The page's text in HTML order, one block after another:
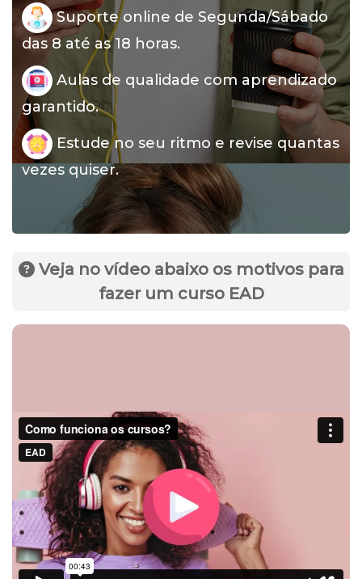
Suporte online de Segunda/Sábado
das 8 até as 18 horas.
Aulas de qualidade com aprendizado
garantido.
Estude no seu ritmo e revise quantas
vezes quiser.
Veja no vídeo abaixo os motivos para
fazer um curso EAD